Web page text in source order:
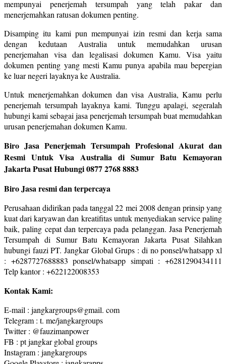
mempunyai penerjemah tersumpah yang telah pakar dan
menerjemahkan ratusan dokumen penting.
Disamping itu kami pun mempunyai izin resmi dan kerja sama
dengan kedutaan Australia untuk memudahkan urusan
penerjemahan visa dan legalisasi dokumen Kamu. Visa yaitu
dokumen penting yang mesti Kamu punya apabila mau bepergian
ke luar negeri layaknya ke Australia.
Untuk menerjemahkan dokumen dan visa Australia, Kamu perlu
penerjemah tersumpah layaknya kami. Tunggu apalagi, segeralah
hubungi kami sebagai jasa penerjemah tersumpah buat memudahkan
urusan penerjemahan dokumen Kamu.
Biro Jasa Penerjemah Tersumpah Profesional Akurat dan
Resmi Untuk Visa Australia di Sumur Batu Kemayoran
Jakarta Pusat Hubungi 0877 2768 8883
Biro Jasa resmi dan terpercaya
Perusahaan didirikan pada tanggal 22 mei 2008 dengan prinsip yang
kuat dari karyawan dan kreatifitas untuk menyediakan service paling
baik, paling cepat dan terpercaya pada pelanggan. Jasa Penerjemah
Tersumpah di Sumur Batu Kemayoran Jakarta Pusat Silahkan
hubungi fauzi PT. Jangkar Global Grups : di no ponsel/whatsapp xl
: +6287727688883 ponsel/whatsapp simpati : +6281290434111
Telp kantor : +622122008353
Kontak Kami:
E-mail : jangkargroups@gmail. com
Telegram : t. me/jangkargroups
Twitter : @fauzimanpower
FB : pt jangkar global groups
Instagram : jangkargroups